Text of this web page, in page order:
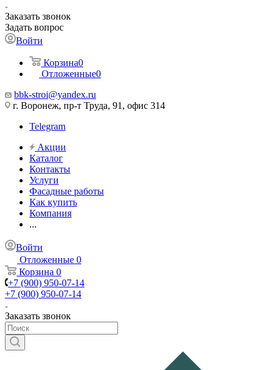
Заказать звонок
Задать вопрос
Войти
Корзина0
Отложенные0
bbk-stroi@yandex.ru
г. Воронеж, пр-т Труда, 91, офис 314
Telegram
Акции
Каталог
Контакты
Услуги
Фасадные работы
Как купить
Компания
...
Войти
Отложенные 0
Корзина 0
+7 (900) 950-07-14
+7 (900) 950-07-14
Заказать звонок